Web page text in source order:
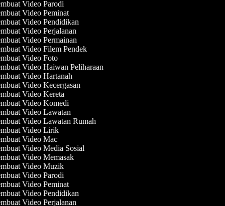
Video Parodi
Video Peminat
Video Pendidikan
Video Perjalanan
Video Permainan
Video Filem Pendek
Video Foto
Video Haiwan Peliharaan
Video Hartanah
Video Kecergasan
Video Kereta
Video Komedi
Video Lawatan
Video Lawatan Rumah
Video Lirik
Video Mac
Video Media Sosial
Video Memasak
Video Muzik
Video Parodi
Video Peminat
Video Pendidikan
Video Perjalanan